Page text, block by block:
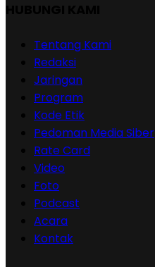
Tentang Kami
Redaksi
Jaringan
Program
Kode Etik
Pedoman Media Siber
Rate Card
Video
Foto
Podcast
Acara
Kontak